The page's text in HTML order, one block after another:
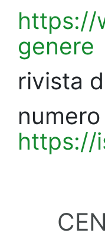
https://
genere
rivista
https://